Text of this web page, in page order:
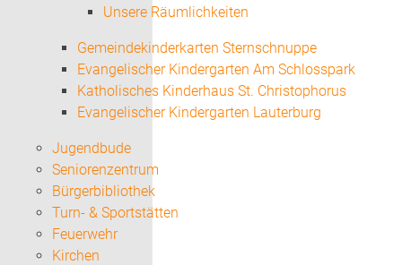
Unsere Räumlichkeiten
Gemeindekinderkarten Sternschnuppe
Evangelischer Kindergarten Am Schlosspark
Katholisches Kinderhaus St. Christophorus
Evangelischer Kindergarten Lauterburg
Jugendbude
Seniorenzentrum
Bürgerbibliothek
Turn- & Sportstätten
Feuerwehr
Kirchen